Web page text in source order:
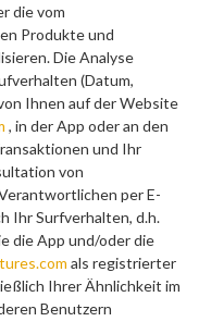
die vom
Produkte und
Die Analyse
(Datum,
Ihnen auf der Website
, in der App oder an den
und Ihr
von
per E-
Ihr Surfverhalten, d.h.
die App und/oder die
als registrierter
Ihrer Ähnlichkeit im
Benutzern